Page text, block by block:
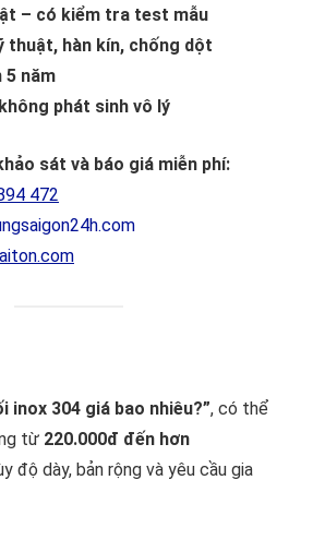
– có kiểm tra test mẫu
thuật, hàn kín, chống dột
5 năm
phát sinh vô lý
sát và báo giá miễn phí:
472
inox 304 giá bao nhiêu?”, có thể
từ 220.000đ đến hơn
độ dày, bản rộng và yêu cầu gia